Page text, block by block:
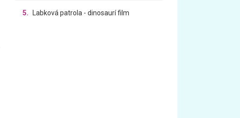
5. Labková patrola - dinosaurí film